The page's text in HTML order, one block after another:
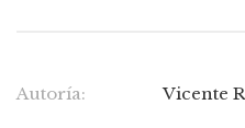
Autoría: Vicente